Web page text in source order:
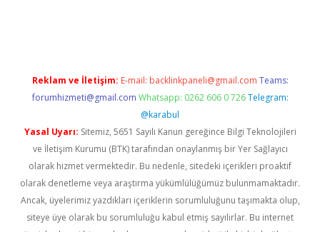
Reklam ve İletişim: E-mail: backlinkpaneli@gmail.com Teams:
forumhizmeti@gmail.com Whatsapp: 0262 606 0 726 Telegram:
@karabul
Yasal Uyarı: Sitemiz, 5651 Sayılı Kanun gereğince Bilgi Teknolojileri
ve İletişim Kurumu (BTK) tarafından onaylanmış bir Yer Sağlayıcı
olarak hizmet vermektedir. Bu nedenle, sitedeki içerikleri proaktif
olarak denetleme veya araştırma yükümlülüğümüz bulunmamaktadır.
Ancak, üyelerimiz yazdıkları içeriklerin sorumluluğunu taşımakta olup,
siteye üye olarak bu sorumluluğu kabul etmiş sayılırlar. Bu internet